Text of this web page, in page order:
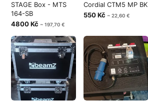
STAGE Box - MTS
164-SB
4800 Kč ~ 197,70 €
Cordial CTM5 MP BK
550 Kč ~ 22,60 €